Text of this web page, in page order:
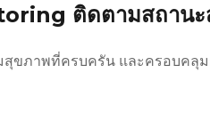
ติดตามสถานะ
สุขภาพที่ครบครัน และครอบคลุ